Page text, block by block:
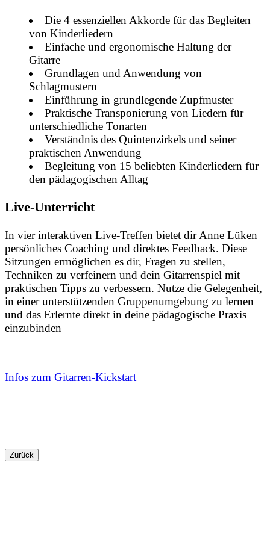
Die 4 essenziellen Akkorde für das Begleiten
von Kinderliedern
Einfache und ergonomische Haltung der
Gitarre
Grundlagen und Anwendung von
Schlagmustern
Einführung in grundlegende Zupfmuster
Praktische Transponierung von Liedern für
unterschiedliche Tonarten
Verständnis des Quintenzirkels und seiner
praktischen Anwendung
Begleitung von 15 beliebten Kinderliedern für
den pädagogischen Alltag
Live-Unterricht
In vier interaktiven Live-Treffen bietet dir Anne Lüken
persönliches Coaching und direktes Feedback. Diese
Sitzungen ermöglichen es dir, Fragen zu stellen,
Techniken zu verfeinern und dein Gitarrenspiel mit
praktischen Tipps zu verbessern. Nutze die Gelegenheit,
in einer unterstützenden Gruppenumgebung zu lernen
und das Erlernte direkt in deine pädagogische Praxis
einzubinden
Infos zum Gitarren-Kickstart
Zurück